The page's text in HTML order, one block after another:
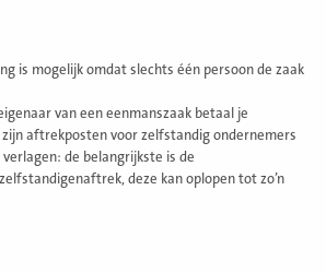
is mogelijk omdat slechts één persoon de zaak
van een eenmanszaak betaal je
aftrekposten voor zelfstandig ondernemers
de belangrijkste is de
deze kan oplopen tot zo’n